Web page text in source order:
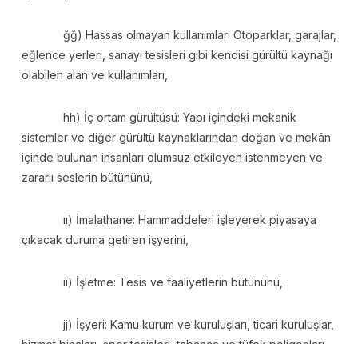
ğğ) Hassas olmayan kullanımlar: Otoparklar, garajlar,
eğlence yerleri, sanayi tesisleri gibi kendisi gürültü kaynağı
olabilen alan ve kullanımları,
hh) İç ortam gürültüsü: Yapı içindeki mekanik
sistemler ve diğer gürültü kaynaklarından doğan ve mekân
içinde bulunan insanları olumsuz etkileyen istenmeyen ve
zararlı seslerin bütününü,
ıı) İmalathane: Hammaddeleri işleyerek piyasaya
çıkacak duruma getiren işyerini,
ii) İşletme: Tesis ve faaliyetlerin bütününü,
jj) İşyeri: Kamu kurum ve kuruluşları, ticari kuruluşlar,